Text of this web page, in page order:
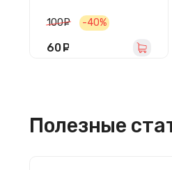
100 руб.
-40%
60
Полезные